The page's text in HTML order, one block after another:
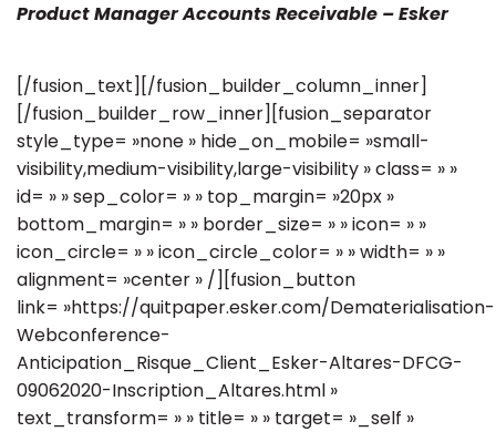
Product Manager Accounts Receivable – Esker
[/fusion_text][/fusion_builder_column_inner]
[/fusion_builder_row_inner][fusion_separator
style_type= »none » hide_on_mobile= »small-
visibility,medium-visibility,large-visibility » class= » »
id= » » sep_color= » » top_margin= »20px »
bottom_margin= » » border_size= » » icon= » »
icon_circle= » » icon_circle_color= » » width= » »
alignment= »center » /][fusion_button
link= »https://quitpaper.esker.com/Dematerialisation-
Webconference-
Anticipation_Risque_Client_Esker-Altares-DFCG-
09062020-Inscription_Altares.html »
text_transform= » » title= » » target= »_self »